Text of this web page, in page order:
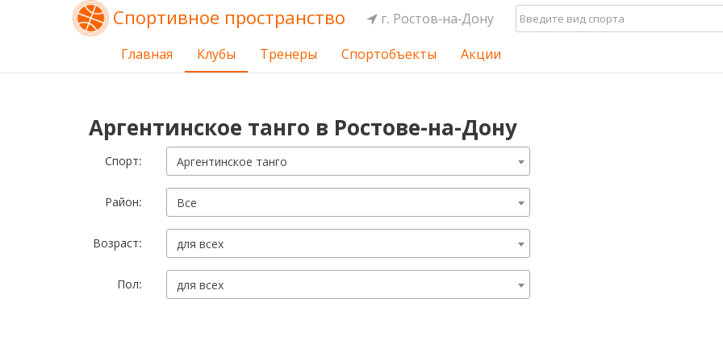
Спортивное пространство г. Ростов-на-Дону
Главная Клубы Тренеры Спортобъекты Акции
Аргентинское танго в Ростове-на-Дону
Cпорт: Аргентинское танго
Район: Все
Возраст: для всех
Пол: для всех